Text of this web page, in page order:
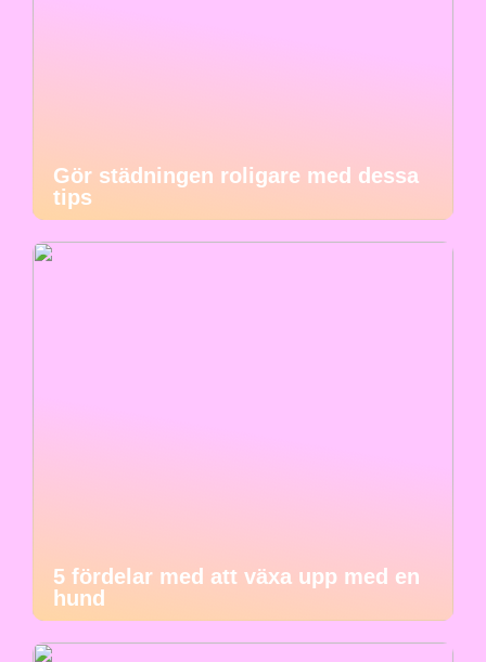
Gör städningen roligare med dessa
tips
5 fördelar med att växa upp med en
hund